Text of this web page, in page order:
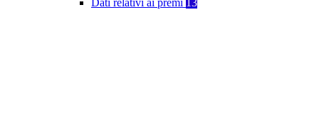
Dati relativi ai premi 13